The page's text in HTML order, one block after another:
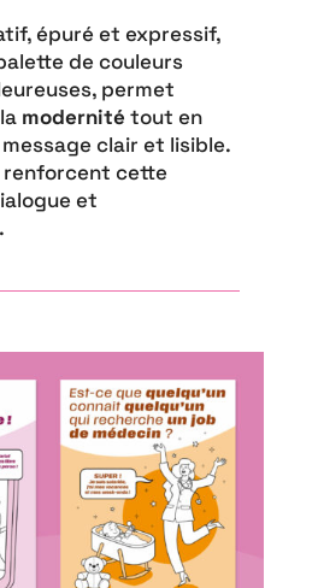
épuré et expressif,
de couleurs
permet
modernité tout en
clair et lisible.
renforcent cette
et